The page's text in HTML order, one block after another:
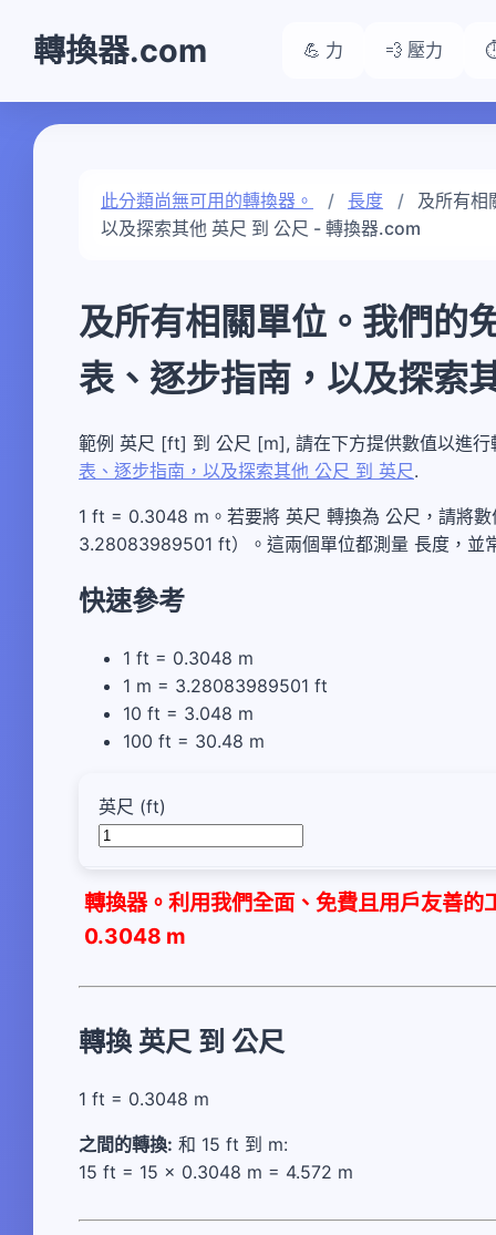
轉換器.com 💪 力 💨 壓力
此分類尚無可用的轉換器。 長度
及所有相
以及探索其他 英尺 到 公尺 - 轉換器.com
及所有相關單位。我們的
表、逐步指南，以及探索
範例 英尺 [ft] 到 公尺 [m], 請在下方提供數值以進
表、逐步指南，以及探索其他 公尺 到 英尺.
1 ft = 0.3048 m。若要將 英尺 轉換為 公尺，請將
3.28083989501 ft）。這兩個單位都測量 長度，並
快速參考
1 ft = 0.3048 m
1 m = 3.28083989501 ft
10 ft = 3.048 m
100 ft = 30.48 m
英尺 (ft)
轉換器。利用我們全面、免費且用戶友善
0.3048 m
轉換 英尺 到 公尺
1 ft = 0.3048 m
之間的轉換: 和 15 ft 到 m:
15 ft = 15 × 0.3048 m = 4.572 m